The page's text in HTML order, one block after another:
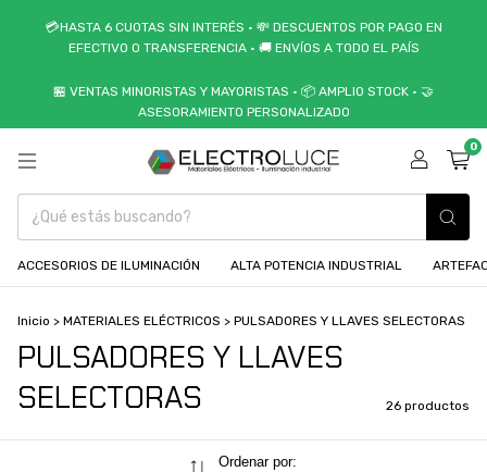
💳HASTA 6 CUOTAS SIN INTERÉS • 💸 DESCUENTOS POR PAGO EN
EFECTIVO O TRANSFERENCIA • 🚚 ENVÍOS A TODO EL PAÍS
🏪 VENTAS MINORISTAS Y MAYORISTAS • 📦 AMPLIO STOCK • 🤝
ASESORAMIENTO PERSONALIZADO
0
ACCESORIOS DE ILUMINACIÓN ALTA POTENCIA INDUSTRIAL
Inicio > MATERIALES ELÉCTRICOS > PULSADORES Y LLAVES SELECTORAS
PULSADORES Y LLAVES
SELECTORAS
26 productos
Ordenar por: